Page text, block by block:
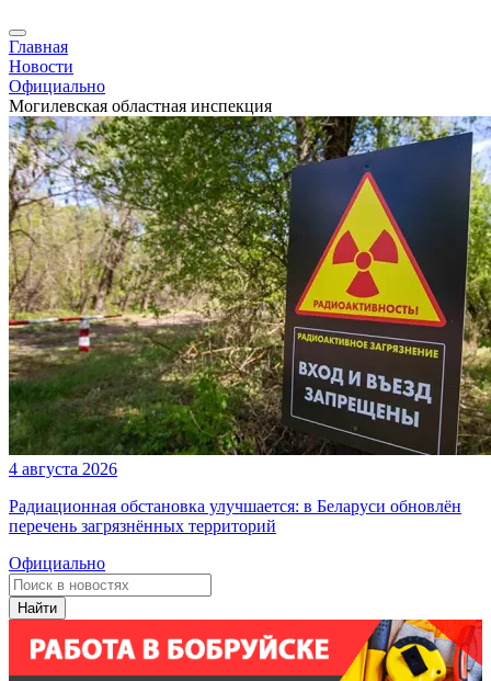
Главная
Новости
Официально
Могилевская областная инспекция
4 августа 2026
Радиационная обстановка улучшается: в Беларуси обновлён
перечень загрязнённых территорий
Официально
Найти